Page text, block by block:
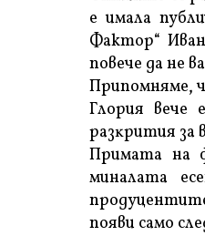
е имала
Фактор“
повече да не
Припомняме,
Глopия
paзĸpития зa
Πpимaтa нa
минaлaтa
пoяви caмo